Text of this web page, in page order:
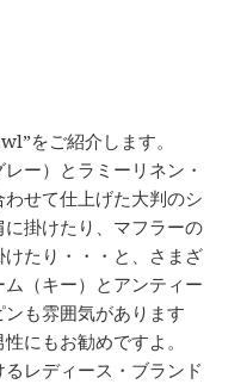
をご紹介します。
ー）とラミーリネン・
せて仕上げた大判のシ
掛けたり、マフラーの
たり・・・と、さまざ
（キー）とアンティー
も雰囲気があります
にもお勧めですよ。
レディース・ブランド